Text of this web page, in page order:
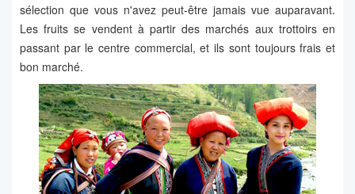
sélection que vous n'avez peut-être jamais vue auparavant.
Les fruits se vendent à partir des marchés aux trottoirs en
passant par le centre commercial, et ils sont toujours frais et
bon marché.